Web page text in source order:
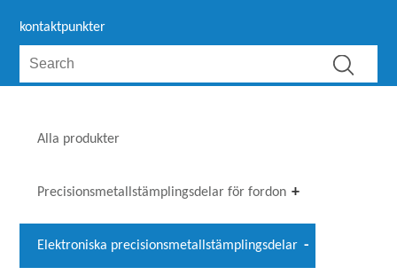
kontaktpunkter
Alla produkter
Precisionsmetallstämplingsdelar för fordon
Elektroniska precisionsmetallstämplingsdelar